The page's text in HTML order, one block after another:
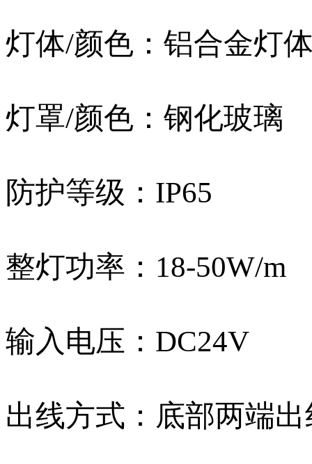
灯体/颜色：铝合金灯
灯罩/颜色：钢化玻璃
防护等级：IP65
整灯功率：18-50W/m
输入电压：DC24V
出线方式：底部两端